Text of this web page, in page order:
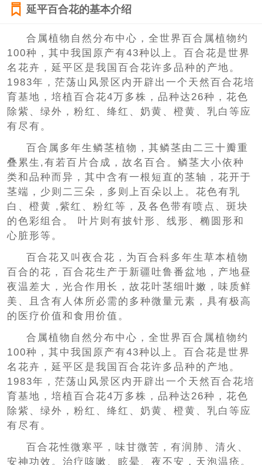
延平百合花的基本介绍
合属植物自然分布中心，全世界百合属植物约
100种，其中我国原产有43种以上。百合花是世界
名花卉，延平区是我国百合花许多品种的产地。
1983年，茫荡山风景区内开辟出一个天然百合花培
育基地，培植百合花4万多株，品种达26种，花色
除紫、绿外，粉红、绛红、奶黄、橙黄、乳白等应
有尽有。
百合属多年生鳞茎植物，其鳞茎由二三十瓣重
叠累生,有若百片合成，故名百合。鳞茎大小依种
类和品种而异，其中含有一根短直的茎轴，花开于
茎端，少则二三朵，多则上百朵以上。花色有乳
白、橙黄 ,紫红、粉红等，及各色带有喷点、斑块
的色彩组合。 叶片则有披针形、线形、椭圆形和
心脏形等。
百合花又叫夜合花，为百合科多年生草本植物
百合的花，百合花生产于新疆吐鲁番盆地，产地昼
夜温差大，光合作用长，故花叶茎细叶嫩，味质鲜
美、且含有人体所必需的多种微量元素，具有极高
的医疗价值和食用价值。
合属植物自然分布中心，全世界百合属植物约
100种，其中我国原产有43种以上。百合花是世界
名花卉，延平区是我国百合花许多品种的产地。
1983年，茫荡山风景区内开辟出一个天然百合花培
育基地，培植百合花4万多株，品种达26种，花色
除紫、绿外，粉红、绛红、奶黄、橙黄、乳白等应
有尽有。
百合花性微寒平，味甘微苦，有润肺、清火、
安神功效。治疗咳嗽、眩晕、夜不安，天泡温疮。